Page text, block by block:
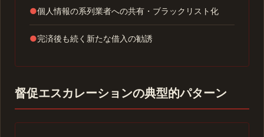
●個人情報の系列業者への共有・ブラックリスト化
●完済後も続く新たな借入の勧誘
督促エスカレーションの典型的パターン